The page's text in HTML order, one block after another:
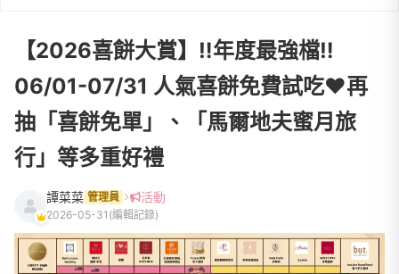
【2026喜餅大賞】‼️年度最強檔‼️
06/01-07/31 人氣喜餅免費試吃♥️再
抽「喜餅免單」、「馬爾地夫蜜月旅
行」等多重好禮
譚菜菜 管理員 活動
2026-05-31 (編輯記錄)